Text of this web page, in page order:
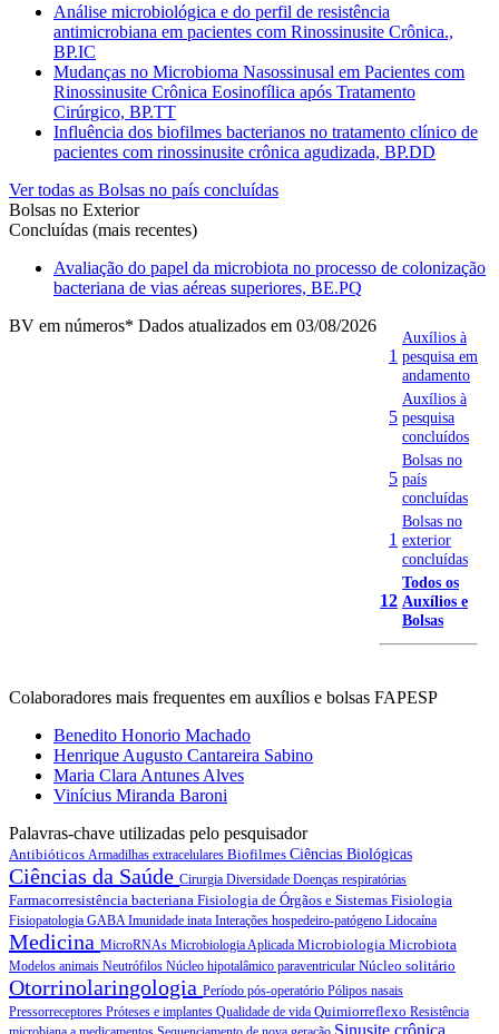
Análise microbiológica e do perfil de resistência
antimicrobiana em pacientes com Rinossinusite Crônica.,
BP.IC
Mudanças no Microbioma Nasossinusal em Pacientes com
Rinossinusite Crônica Eosinofílica após Tratamento
Cirúrgico, BP.TT
Influência dos biofilmes bacterianos no tratamento clínico de
pacientes com rinossinusite crônica agudizada, BP.DD
Ver todas as Bolsas no país concluídas
Bolsas no Exterior
Concluídas (mais recentes)
Avaliação do papel da microbiota no processo de colonização
bacteriana de vias aéreas superiores, BE.PQ
BV em números* Dados atualizados em 03/08/2026
1
Auxílios à
pesquisa em
andamento
5
Auxílios à
pesquisa
concluídos
5
Bolsas no
país
concluídas
1
Bolsas no
exterior
concluídas
12
Todos os
Auxílios e
Bolsas
Colaboradores mais frequentes em auxílios e bolsas FAPESP
Benedito Honorio Machado
Henrique Augusto Cantareira Sabino
Maria Clara Antunes Alves
Vinícius Miranda Baroni
Palavras-chave utilizadas pelo pesquisador
Antibióticos Armadilhas extracelulares Biofilmes Ciências Biológicas
Ciências da Saúde Cirurgia Diversidade Doenças respiratórias
Farmacorresistência bacteriana Fisiologia de Órgãos e Sistemas Fisiologia
Fisiopatologia GABA Imunidade inata Interações hospedeiro-patógeno Lidocaína
Medicina MicroRNAs Microbiologia Aplicada Microbiologia Microbiota
Modelos animais Neutrófilos Núcleo hipotalâmico paraventricular Núcleo solitário
Otorrinolaringologia Período pós-operatório Pólipos nasais
Pressorreceptores Próteses e implantes Qualidade de vida Quimiorreflexo Resistência
Sinusite crônica